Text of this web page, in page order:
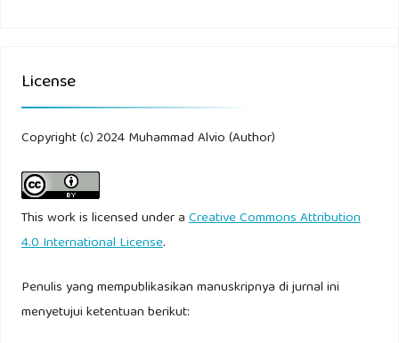
License
Copyright (c) 2024 Muhammad Alvio (Author)
This work is licensed under aCreative Commons Attribution
4.0 International License.
Penulis yang mempublikasikan manuskripnya di jurnal ini
menyetujui ketentuan berikut: